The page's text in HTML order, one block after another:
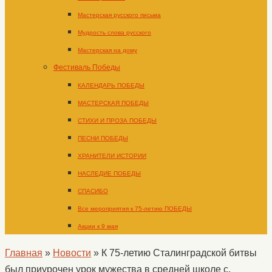
Мастерская русского письма
Мудрость слова русского
Мастерская на дому
Фестиваль Победы
КАЛЕНДАРЬ ПОБЕДЫ
МАСТЕРСКАЯ ПОБЕДЫ
СТИХИ И ПРОЗА ПОБЕДЫ
ПЕСНИ ПОБЕДЫ
ХРАНИТЕЛИ ИСТОРИИ
НАСЛЕДИЕ ПОБЕДЫ
СПАСИБО
Все мероприятия к 75-летию ПОБЕДЫ
Акции к 9 мая
Главная » Новости » К 75-летию Сталинградской битвы
был приурочен урок мужества в средней школе с.